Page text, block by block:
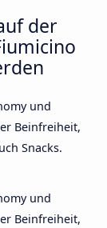
der
und
Beinfreiheit,
Snacks.
und
Beinfreiheit,